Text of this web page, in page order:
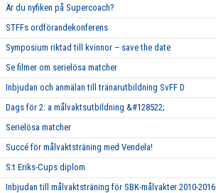
Är du nyfiken på Supercoach?
STFFs ordförandekonferens
Symposium riktad till kvinnor – save the date
Se filmer om serielösa matcher
Inbjudan och anmälan till tränarutbildning SvFF D
Dags för 2: a målvaktsutbildning &#128522;
Serielösa matcher
Succé för målvaktsträning med Vendela!
S:t Eriks-Cups diplom
Inbjudan till målvaktsträning för SBK-målvakter 2010-2016